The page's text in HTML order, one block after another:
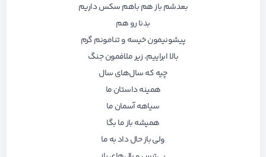
بعدشم باز هم باهم سکس داریم
بدنا رو هم
پیشونیمون خیسه و تنامونم گرم
بالا ابراییم، زیر ملافمون جنگ
چیه که سال‌های سال
همینه داستان ما
سیاهه آسمان ما
همیشه باز ما بگا
ولی باز حال داد به ما